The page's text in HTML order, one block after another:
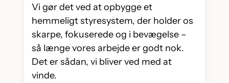
Vi gør det ved at opbygge et
hemmeligt styresystem, der holder os
skarpe, fokuserede og i bevægelse –
så længe vores arbejde er godt nok.
Det er sådan, vi bliver ved med at
vinde.